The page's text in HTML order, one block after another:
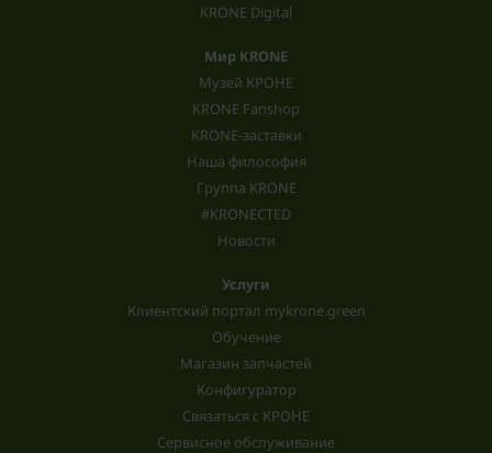
KRONE Digital
Мир KRONE
Музей КРОНЕ
KRONE Fanshop
KRONE-заставки
Наша философия
Группа KRONE
#KRONECTED
Новости
Услуги
Клиентский портал mykrone.green
Обучение
Магазин запчастей
Конфигуратор
Связаться с КРОНЕ
Сервисное обслуживание